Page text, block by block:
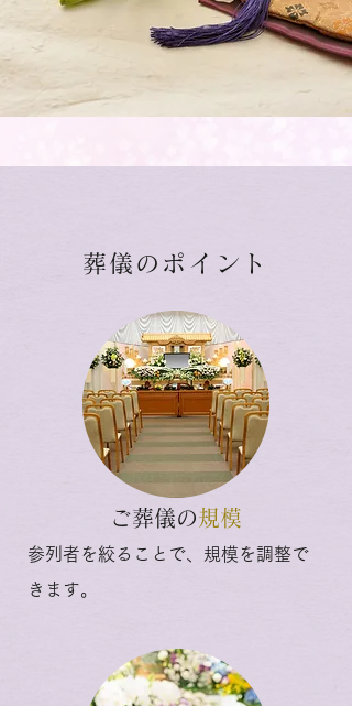
葬儀のポイント
ご葬儀の規模
参列者を絞ることで、規模を調整で
きます。